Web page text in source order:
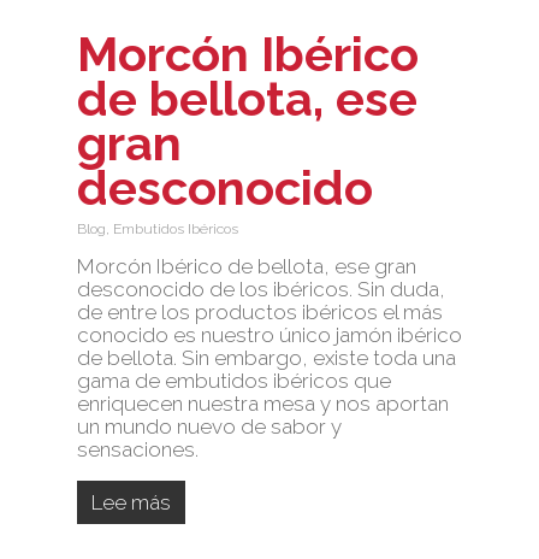
Morcón Ibérico
de bellota, ese
gran
desconocido
Blog, Embutidos Ibéricos
Morcón Ibérico de bellota, ese gran
desconocido de los ibéricos. Sin duda,
de entre los productos ibéricos el más
conocido es nuestro único jamón ibérico
de bellota. Sin embargo, existe toda una
gama de embutidos ibéricos que
enriquecen nuestra mesa y nos aportan
un mundo nuevo de sabor y
sensaciones.
Lee más